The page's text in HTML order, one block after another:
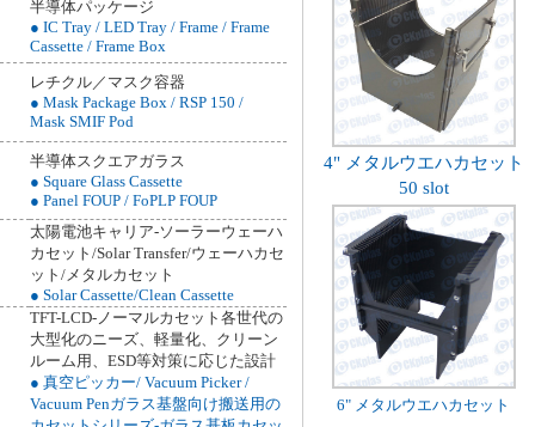
半導体パッケージ
● IC Tray / LED Tray / Frame / Frame
Cassette / Frame Box
レチクル／マスク容器
● Mask Package Box / RSP 150 /
Mask SMIF Pod
半導体スクエアガラス
● Square Glass Cassette
● Panel FOUP / FoPLP FOUP
太陽電池キャリア-ソーラーウェーハ
カセット/Solar Transfer/ウェーハカセ
ット/メタルカセット
● Solar Cassette/Clean Cassette
TFT-LCD-ノーマルカセット各世代の
大型化のニーズ、軽量化、クリーン
ルーム用、ESD等対策に応じた設計
● 真空ピッカー/ Vacuum Picker /
Vacuum Penガラス基盤向け搬送用の
4" メタルウエハカセット
50 slot
6" メタルウエハカセット